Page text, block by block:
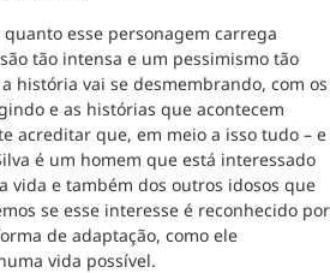
esse personagem carrega
tão intensa e um pessimismo tão
história vai se desmembrando, com os
e as histórias que acontecem
acreditar que, em meio a isso tudo – e
é um homem que está interessado
vida e também dos outros idosos que
se esse interesse é reconhecido por
de adaptação, como ele
vida possível.